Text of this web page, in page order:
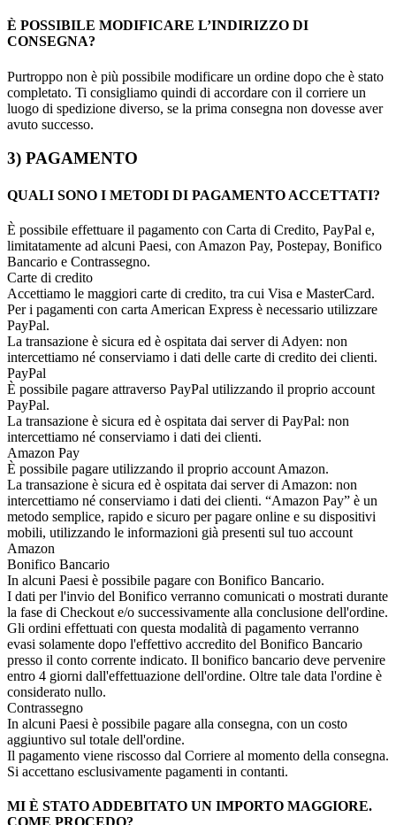
È POSSIBILE MODIFICARE L’INDIRIZZO DI
CONSEGNA?
Purtroppo non è più possibile modificare un ordine dopo che è stato
completato. Ti consigliamo quindi di accordare con il corriere un
luogo di spedizione diverso, se la prima consegna non dovesse aver
avuto successo.
3) PAGAMENTO
QUALI SONO I METODI DI PAGAMENTO ACCETTATI?
È possibile effettuare il pagamento con Carta di Credito, PayPal e,
limitatamente ad alcuni Paesi, con Amazon Pay, Postepay, Bonifico
Bancario e Contrassegno.
Carte di credito
Accettiamo le maggiori carte di credito, tra cui Visa e MasterCard.
Per i pagamenti con carta American Express è necessario utilizzare
PayPal.
La transazione è sicura ed è ospitata dai server di Adyen: non
intercettiamo né conserviamo i dati delle carte di credito dei clienti.
PayPal
È possibile pagare attraverso PayPal utilizzando il proprio account
PayPal.
La transazione è sicura ed è ospitata dai server di PayPal: non
intercettiamo né conserviamo i dati dei clienti.
Amazon Pay
È possibile pagare utilizzando il proprio account Amazon.
La transazione è sicura ed è ospitata dai server di Amazon: non
intercettiamo né conserviamo i dati dei clienti. “Amazon Pay” è un
metodo semplice, rapido e sicuro per pagare online e su dispositivi
mobili, utilizzando le informazioni già presenti sul tuo account
Amazon
Bonifico Bancario
In alcuni Paesi è possibile pagare con Bonifico Bancario.
I dati per l'invio del Bonifico verranno comunicati o mostrati durante
la fase di Checkout e/o successivamente alla conclusione dell'ordine.
Gli ordini effettuati con questa modalità di pagamento verranno
evasi solamente dopo l'effettivo accredito del Bonifico Bancario
presso il conto corrente indicato. Il bonifico bancario deve pervenire
entro 4 giorni dall'effettuazione dell'ordine. Oltre tale data l'ordine è
considerato nullo.
Contrassegno
In alcuni Paesi è possibile pagare alla consegna, con un costo
aggiuntivo sul totale dell'ordine.
Il pagamento viene riscosso dal Corriere al momento della consegna.
Si accettano esclusivamente pagamenti in contanti.
MI È STATO ADDEBITATO UN IMPORTO MAGGIORE.